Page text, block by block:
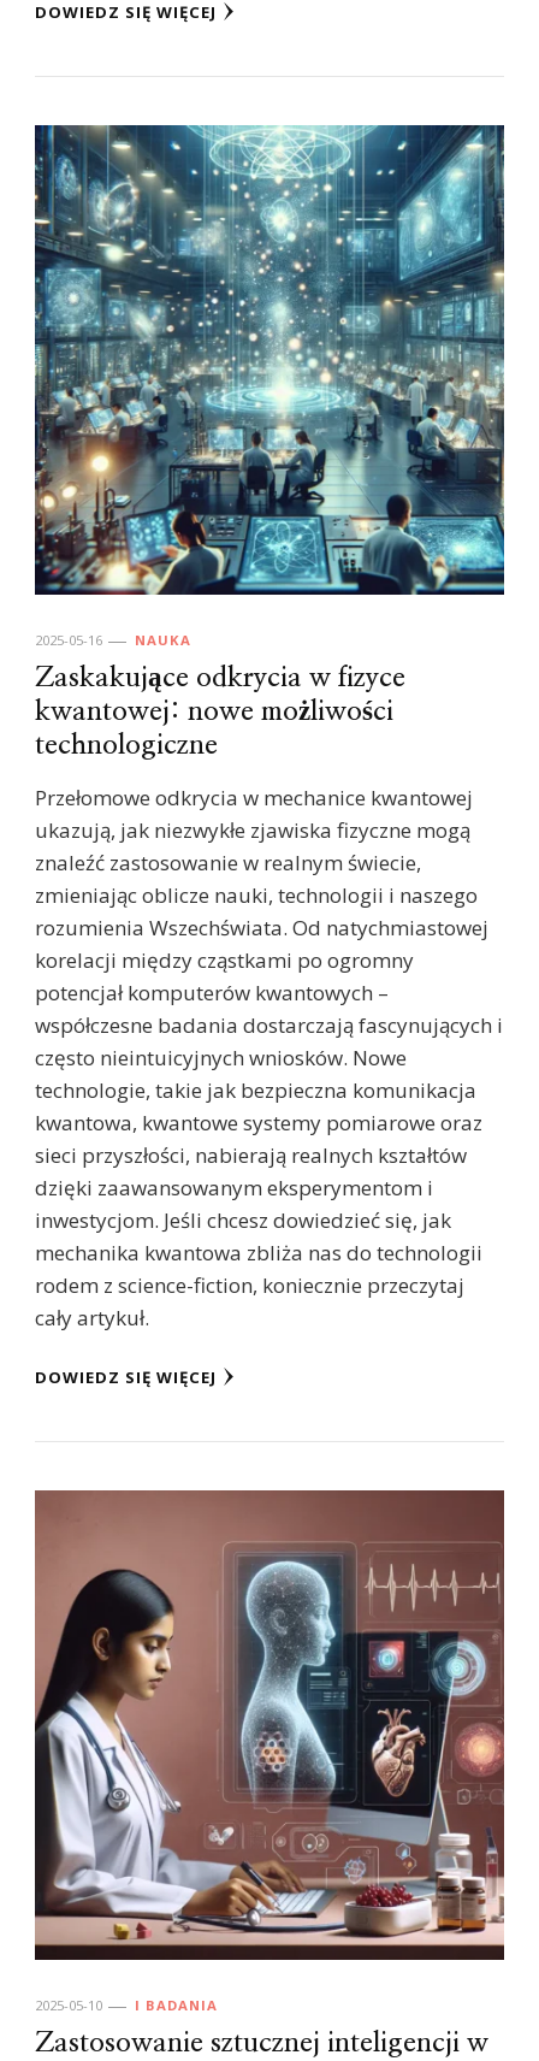
DOWIEDZ SIĘ WIĘCEJ
2025-05-16 NAUKA
Zaskakujące odkrycia w fizyce
kwantowej: nowe możliwości
technologiczne
Przełomowe odkrycia w mechanice kwantowej
ukazują, jak niezwykłe zjawiska fizyczne mogą
znaleźć zastosowanie w realnym świecie,
zmieniając oblicze nauki, technologii i naszego
rozumienia Wszechświata. Od natychmiastowej
korelacji między cząstkami po ogromny
potencjał komputerów kwantowych –
współczesne badania dostarczają fascynujących i
często nieintuicyjnych wniosków. Nowe
technologie, takie jak bezpieczna komunikacja
kwantowa, kwantowe systemy pomiarowe oraz
sieci przyszłości, nabierają realnych kształtów
dzięki zaawansowanym eksperymentom i
inwestycjom. Jeśli chcesz dowiedzieć się, jak
mechanika kwantowa zbliża nas do technologii
rodem z science-fiction, koniecznie przeczytaj
cały artykuł.
DOWIEDZ SIĘ WIĘCEJ
2025-05-10 I BADANIA
Zastosowanie sztucznej inteligencji w